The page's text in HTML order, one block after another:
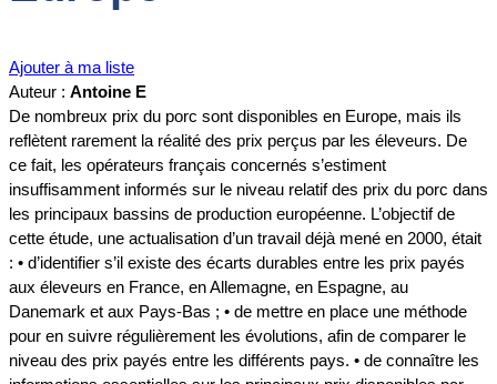
Ajouter à ma liste
Auteur : Antoine E
De nombreux prix du porc sont disponibles en Europe, mais ils
reflètent rarement la réalité des prix perçus par les éleveurs. De
ce fait, les opérateurs français concernés s’estiment
insuffisamment informés sur le niveau relatif des prix du porc dans
les principaux bassins de production européenne. L’objectif de
cette étude, une actualisation d’un travail déjà mené en 2000, était
: • d’identifier s’il existe des écarts durables entre les prix payés
aux éleveurs en France, en Allemagne, en Espagne, au
Danemark et aux Pays-Bas ; • de mettre en place une méthode
pour en suivre régulièrement les évolutions, afin de comparer le
niveau des prix payés entre les différents pays. • de connaître les